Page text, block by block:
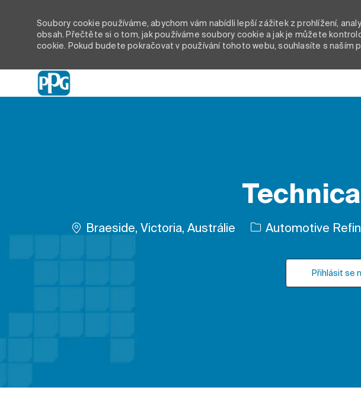
Soubory cookie používáme, abychom vám nabídli lepší zážitek z prohlížení,
obsah. Přečtěte si o tom, jak používáme soubory cookie a jak je můžete
cookie. Pokud budete pokračovat v používání tohoto webu, souhlasíte s naším
Umístění
Braeside, Victoria, Austrálie Automotive
Přihlásit se